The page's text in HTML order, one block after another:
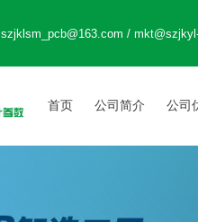
szjklsm_pcb@163.com /
首页 公司简介 公司